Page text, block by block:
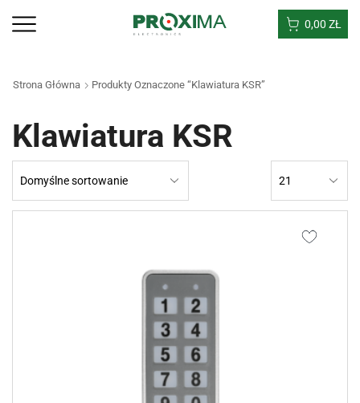
0,00 ZŁ
Strona Główna Produkty Oznaczone “Klawiatura KSR”
Klawiatura KSR